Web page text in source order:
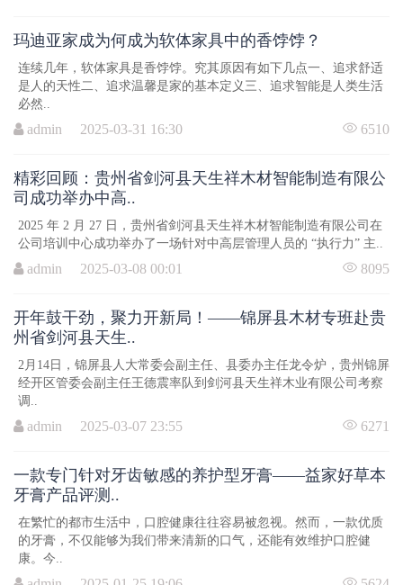
玛迪亚家成为何成为软体家具中的香饽饽？
连续几年，软体家具是香饽饽。究其原因有如下几点一、追求舒适
是人的天性二、追求温馨是家的基本定义三、追求智能是人类生活
必然..
admin 2025-03-31 16:30 6510
精彩回顾：贵州省剑河县天生祥木材智能制造有限公
司成功举办中高..
2025 年 2 月 27 日，贵州省剑河县天生祥木材智能制造有限公司在
公司培训中心成功举办了一场针对中高层管理人员的 “执行力” 主..
admin 2025-03-08 00:01 8095
开年鼓干劲，聚力开新局！——锦屏县木材专班赴贵
州省剑河县天生..
2月14日，锦屏县人大常委会副主任、县委办主任龙令炉，贵州锦屏
经开区管委会副主任王德震率队到剑河县天生祥木业有限公司考察
调..
admin 2025-03-07 23:55 6271
一款专门针对牙齿敏感的养护型牙膏——益家好草本
牙膏产品评测..
在繁忙的都市生活中，口腔健康往往容易被忽视。然而，一款优质
的牙膏，不仅能够为我们带来清新的口气，还能有效维护口腔健
康。今..